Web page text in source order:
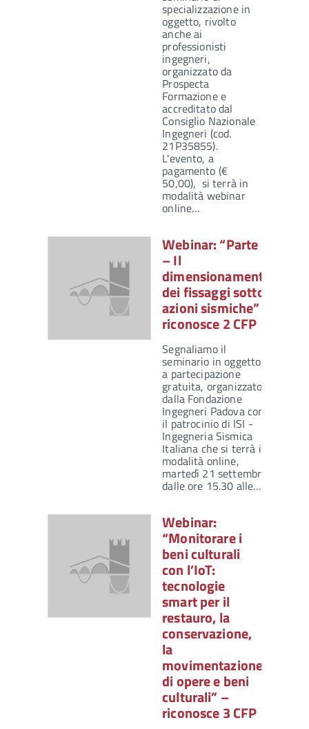
specializzazione in
oggetto, rivolto
anche ai
professionisti
ingegneri,
organizzato da
Prospecta
Formazione e
accreditato dal
Consiglio Nazionale
Ingegneri (cod.
21P35855).
L'evento, a
pagamento (€
50,00), si terrà in
modalità webinar
online…
Webinar: “Parte 2
– Il
dimensionamento
dei fissaggi sotto
azioni sismiche” –
riconosce 2 CFP
Segnaliamo il
seminario in oggetto,
a partecipazione
gratuita, organizzato
dalla Fondazione
Ingegneri Padova con
il patrocinio di ISI -
Ingegneria Sismica
Italiana che si terrà in
modalità online,
martedì 21 settembre
dalle ore 15.30 alle…
Webinar:
“Monitorare i
beni culturali
con l’IoT:
tecnologie
smart per il
restauro, la
conservazione,
la
movimentazione
di opere e beni
culturali” –
riconosce 3 CFP